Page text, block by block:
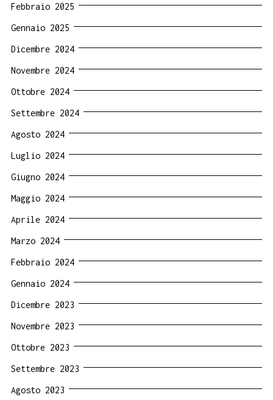
Febbraio 2025
Gennaio 2025
Dicembre 2024
Novembre 2024
Ottobre 2024
Settembre 2024
Agosto 2024
Luglio 2024
Giugno 2024
Maggio 2024
Aprile 2024
Marzo 2024
Febbraio 2024
Gennaio 2024
Dicembre 2023
Novembre 2023
Ottobre 2023
Settembre 2023
Agosto 2023